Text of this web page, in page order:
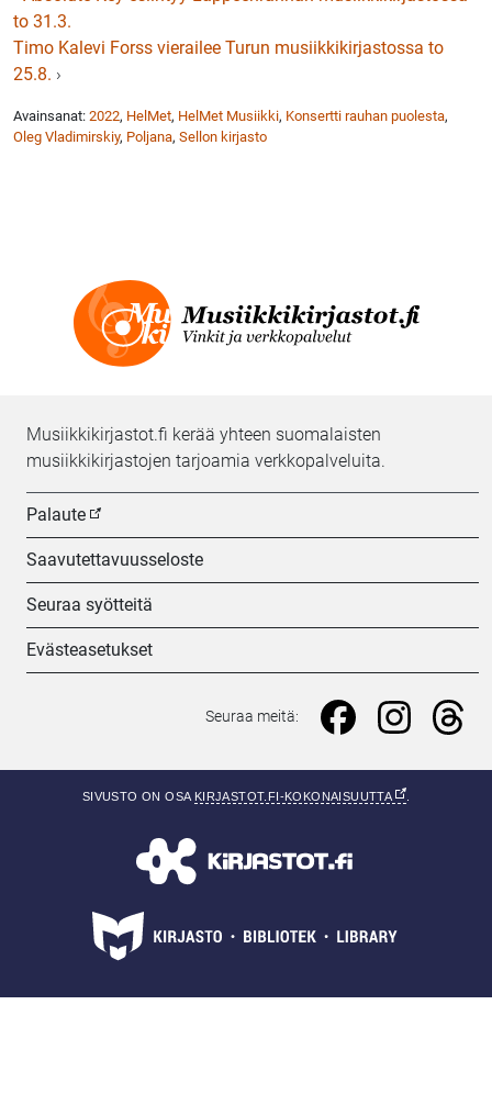
to 31.3.
Timo Kalevi Forss vierailee Turun musiikkikirjastossa to
25.8. ›
Avainsanat: 2022, HelMet, HelMet Musiikki, Konsertti rauhan puolesta,
Oleg Vladimirskiy, Poljana, Sellon kirjasto
Musiikkikirjastot.fi kerää yhteen suomalaisten
musiikkikirjastojen tarjoamia verkkopalveluita.
Palaute
Saavutettavuusseloste
Seuraa syötteitä
Evästeasetukset
Seuraa meitä: